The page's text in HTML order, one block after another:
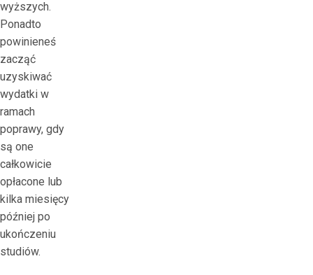
wyższych.
Ponadto
powinieneś
zacząć
uzyskiwać
wydatki w
ramach
poprawy, gdy
są one
całkowicie
opłacone lub
kilka miesięcy
później po
ukończeniu
studiów.
р
а
ж
д
е
н
и
е
м